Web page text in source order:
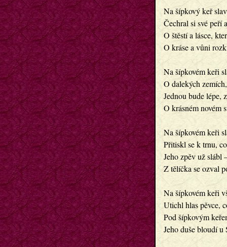
Na šípkový keř
Čechral si své peří
O štěstí a lásce,
O kráse a vůni
Na šípkovém keři
O dalekých
Jednou bude lépe,
O krásném novém
Na šípkovém keři
Přitiskl se k trnu,
Jeho zpěv už slábl
Z tělíčka se ozval
Na šípkovém keři
Utichl hlas pěvce,
Pod šípkovým
Jeho duše bloudí